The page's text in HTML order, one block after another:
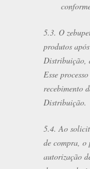
5.3. O
produtos
Distribuição,
Esse
recebimento
Distribuição.
5.4. Ao
de compra, o
autorização